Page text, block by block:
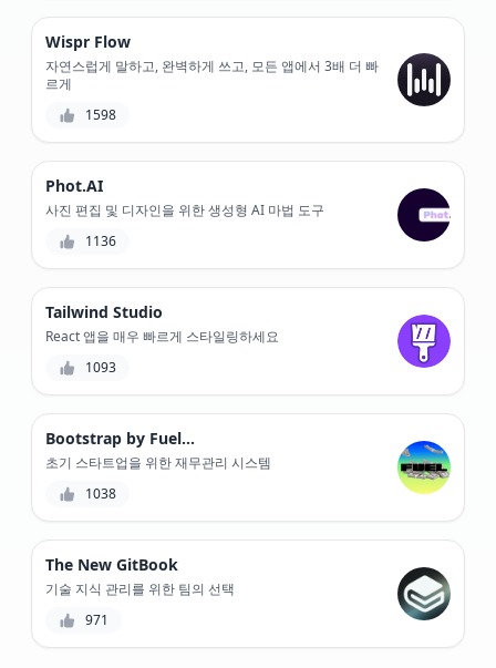
Wispr Flow
자연스럽게 말하고, 완벽하게 쓰고, 모든 앱에서 3배 더 빠
르게
1598
Phot.AI
사진 편집 및 디자인을 위한 생성형 AI 마법 도구
1136
Tailwind Studio
React 앱을 매우 빠르게 스타일링하세요
1093
Bootstrap by Fuelfinance
초기 스타트업을 위한 재무관리 시스템
1038
The New GitBook
기술 지식 관리를 위한 팀의 선택
971